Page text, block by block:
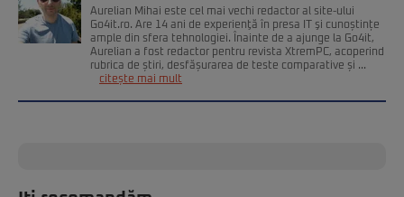
Aurelian Mihai este cel mai vechi redactor al site-ului
Go4it.ro. Are 14 ani de experienţă în presa IT şi cunoștințe
ample din sfera tehnologiei. Înainte de a ajunge la Go4it,
Aurelian a fost redactor pentru revista XtremPC, acoperind
rubrica de știri, desfășurarea de teste comparative și ...
citește mai mult